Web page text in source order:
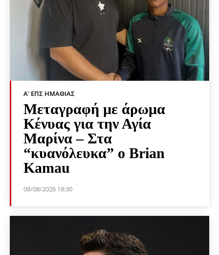
Α' ΕΠΣ ΗΜΑΘΊΑΣ
Μεταγραφή με άρωμα
Κένυας για την Αγία
Μαρίνα – Στα
“κυανόλευκα” ο Brian
Kamau
08/08/2026 18:30